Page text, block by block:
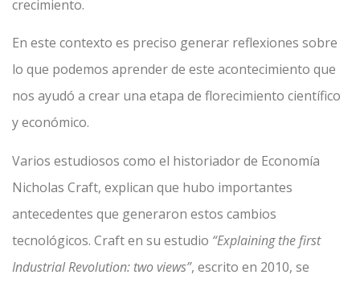
crecimiento.
En este contexto es preciso generar reflexiones sobre
lo que podemos aprender de este acontecimiento que
nos ayudó a crear una etapa de florecimiento científico
y económico.
Varios estudiosos como el historiador de Economía
Nicholas Craft, explican que hubo importantes
antecedentes que generaron estos cambios
tecnológicos. Craft en su estudio “Explaining the first
Industrial Revolution: two views”, escrito en 2010, se